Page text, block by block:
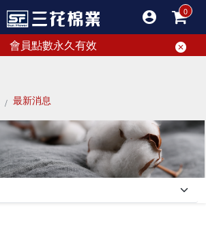
會員點數永久有效
sunflower 最新消息
最新消息
｜最新消息選單